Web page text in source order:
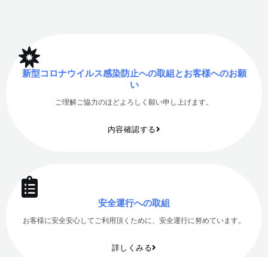
新型コロナウイルス感染防止への取組とお客様へのお願
い
ご理解ご協力のほどよろしく願い申し上げます。
内容確認する
安全運行への取組
お客様に安全安心してご利用頂くために、安全運行に努めています。
詳しくみる